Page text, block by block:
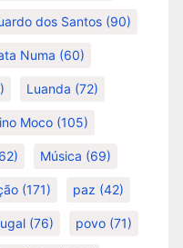
dos Santos (90)
Numa (60)
Luanda (72)
Moco (105)
Música (69)
(171) paz (42)
(76) povo (71)